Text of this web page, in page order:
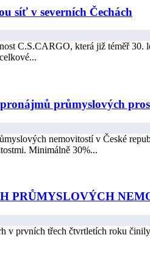
síť v severních Čechách
C.S.CARGO, která již téměř
průmyslových
nemovitostí v České
Minimálně 30%...
PRŮMYSLOVÝCH
v prvních třech čtvrtletích roku